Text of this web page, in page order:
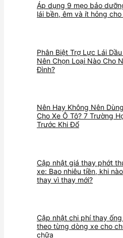
Áp dụng 9 mẹo bảo
lái bền, êm và ít hỏng
Phân Biệt Trợ Lực Lái
Nên Chọn Loại Nào Cho
Đình?
Nên Hay Không Nên
Cho Xe Ô Tô? 7 Trường
Trước Khi Đổ
Cập nhật giá thay phớt
xe: Bao nhiêu tiền, khi
thay vì thay mới?
Cập nhật chi phí thay
theo từng dòng xe cho
chữa